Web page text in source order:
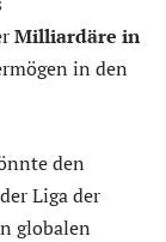
Milliardäre in
in den
den
Liga der
globalen